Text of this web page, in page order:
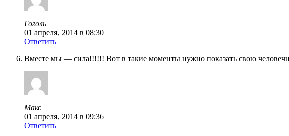
Гоголь
01 апреля, 2014 в 08:30
Ответить
Вместе мы — сила!!!!!! Вот в такие моменты нужно показать свою
Макс
01 апреля, 2014 в 09:36
Ответить